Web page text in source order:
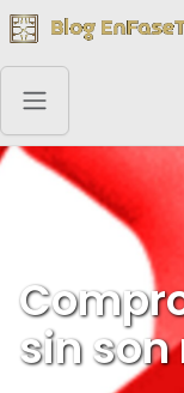
sin